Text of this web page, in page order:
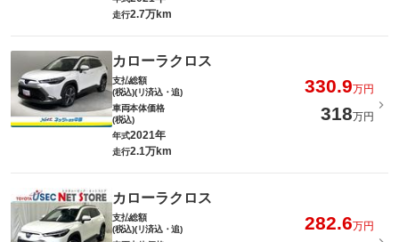
走行2.7万km
カローラクロス
支払総額
(税込)(リ済込・追)
330.9万円
車両本体価格
(税込)
318万円
年式2021年
走行2.1万km
カローラクロス
支払総額
(税込)(リ済込・追)
282.6万円